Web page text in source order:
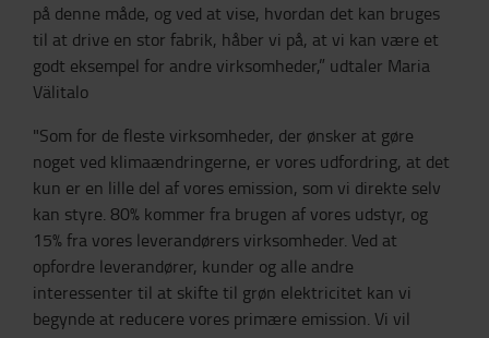
på denne måde, og ved at vise, hvordan det kan bruges
til at drive en stor fabrik, håber vi på, at vi kan være et
godt eksempel for andre virksomheder,” udtaler Maria
Välitalo
"Som for de fleste virksomheder, der ønsker at gøre
noget ved klimaændringerne, er vores udfordring, at det
kun er en lille del af vores emission, som vi direkte selv
kan styre. 80% kommer fra brugen af vores udstyr, og
15% fra vores leverandørers virksomheder. Ved at
opfordre leverandører, kunder og alle andre
interessenter til at skifte til grøn elektricitet kan vi
begynde at reducere vores primære emission. Vi vil